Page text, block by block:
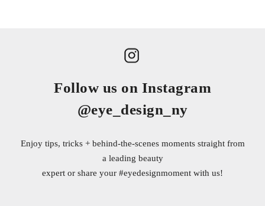
Follow us on Instagram
@eye_design_ny
Enjoy tips, tricks + behind-the-scenes moments straight from
a leading beauty
expert or share your #eyedesignmoment with us!